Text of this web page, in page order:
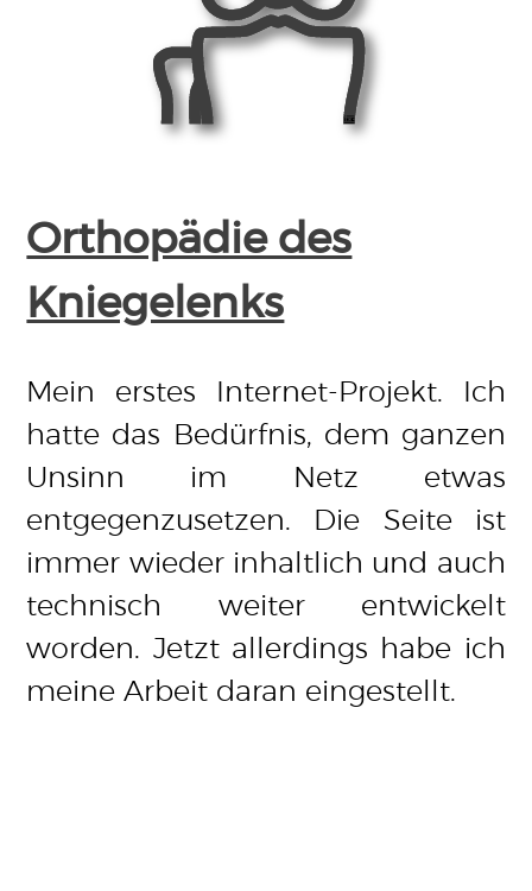
Orthopädie des
Kniegelenks
Mein erstes Internet-Projekt. Ich
hatte das Bedürfnis, dem ganzen
Unsinn im Netz etwas
entgegenzusetzen. Die Seite ist
immer wieder inhaltlich und auch
technisch weiter entwickelt
worden. Jetzt allerdings habe ich
meine Arbeit daran eingestellt.